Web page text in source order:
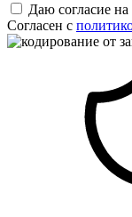
Даю согласие на
Согласен с